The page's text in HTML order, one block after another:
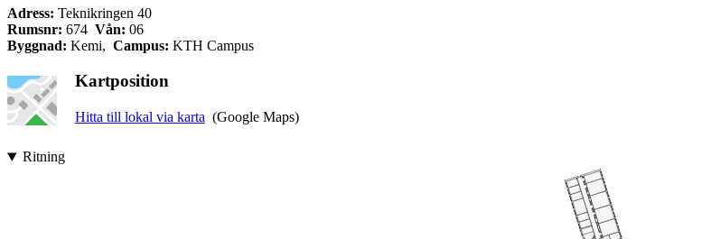
Adress: Teknikringen 40
Rumsnr: 674 Vån: 06
Byggnad: Kemi, Campus: KTH Campus
Kartposition
Hitta till lokal via karta (Google Maps)
Ritning